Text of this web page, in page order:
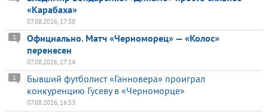
«Карабаха»
07.08.2026, 17:38
Официально. Матч «Черноморец» — «Колос»
перенесен
1
07.08.2026, 17:14
Бывший футболист «Ганновера» проиграл
конкуренцию Гусеву в «Черноморце»
1
07.08.2026, 16:53